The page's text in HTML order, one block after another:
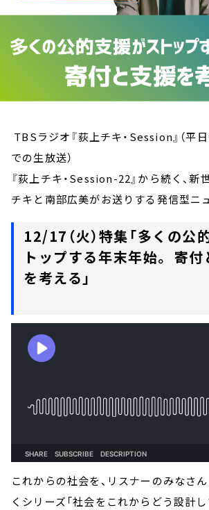
TBSラジオ『荻上チキ・Session』（平
での生放送）
『荻上チキ・Session-22』から続く、新
チキと南部広美がお送りする発信型ニ
12/17（火）特集「多くの公
トップする年末年始。 寄
を考える」
これからの社会を、リスナーのみなさ
くシリーズ「社会をこれからどう設計し